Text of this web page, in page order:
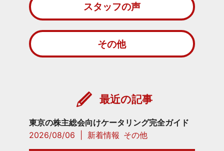
スタッフの声
その他
最近の記事
東京の株主総会向けケータリング完全ガイド
2026/08/06
新着情報 その他